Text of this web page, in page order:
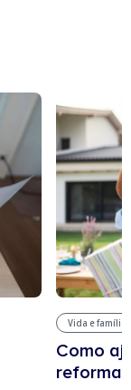
Vida e família
Como
reforma